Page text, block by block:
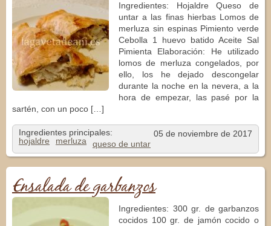
Ingredientes: Hojaldre Queso de
untar a las finas hierbas Lomos de
merluza sin espinas Pimiento verde
Cebolla 1 huevo batido Aceite Sal
Pimienta Elaboración: He utilizado
lomos de merluza congelados, por
ello, los he dejado descongelar
durante la noche en la nevera, a la
hora de empezar, las pasé por la
sartén, con un poco […]
05 de noviembre de 2017
Ingredientes principales:
hojaldre
merluza queso de untar
Ensalada de garbanzos
Ingredientes: 300 gr. de garbanzos
cocidos 100 gr. de jamón cocido o